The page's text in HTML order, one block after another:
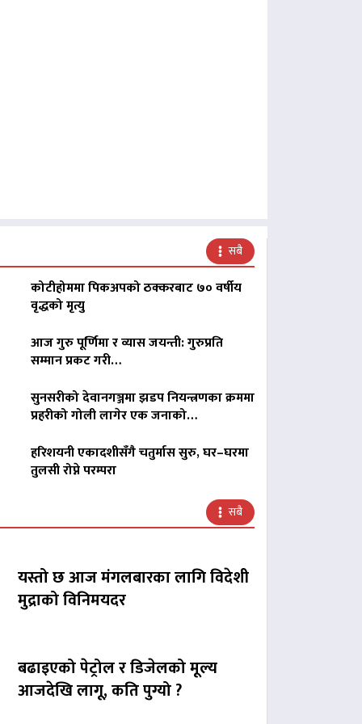
सबै
कोटीहोममा पिकअपको ठक्करबाट ७० वर्षीय
वृद्धको मृत्यु
आज गुरु पूर्णिमा र व्यास जयन्ती: गुरुप्रति
सम्मान प्रकट गरी…
सुनसरीको देवानगञ्जमा झडप नियन्त्रणका क्रममा
प्रहरीको गोली लागेर एक जनाको…
हरिशयनी एकादशीसँगै चतुर्मास सुरु, घर–घरमा
तुलसी रोप्ने परम्परा
सबै
यस्तो छ आज मंगलबारका लागि विदेशी
मुद्राको विनिमयदर
बढाइएको पेट्रोल र डिजेलको मूल्य
आजदेखि लागू, कति पुग्यो ?